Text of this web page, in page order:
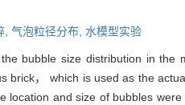
, 气泡粒径分布, 水模型实验
bubble size distribution in the
brick， which is used as the
location and size of bubbles